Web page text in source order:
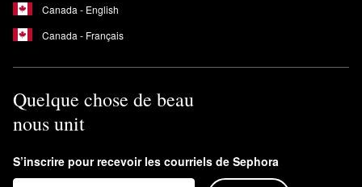
Canada - English
Canada - Français
Quelque chose de beau
nous unit
S’inscrire pour recevoir les courriels de Sephora